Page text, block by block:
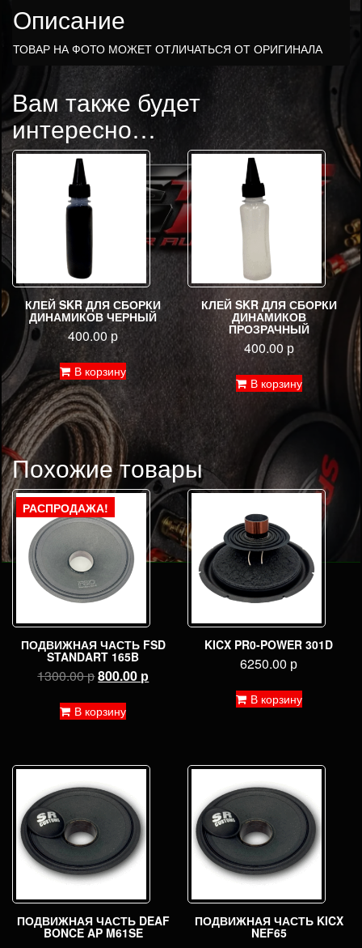
Описание
ТОВАР НА ФОТО МОЖЕТ ОТЛИЧАТЬСЯ ОТ ОРИГИНАЛА
Вам также будет
интересно…
КЛЕЙ SKR ДЛЯ СБОРКИ
ДИНАМИКОВ ЧЕРНЫЙ
400.00р
В корзину
КЛЕЙ SKR ДЛЯ СБОРКИ
ДИНАМИКОВ
ПРОЗРАЧНЫЙ
400.00р
В корзину
Похожие товары
РАСПРОДАЖА!
ПОДВИЖНАЯ ЧАСТЬ FSD
STANDART 165B
1300.00рПервоначальная
составляла
800.00 рТекущая
В корзину
KICX PR0-POWER 301D
6250.00 р
В корзину
ПОДВИЖНАЯ ЧАСТЬ DEAF
BONCE AP M61SE
ПОДВИЖНАЯ ЧАСТЬ KICX
NEF65